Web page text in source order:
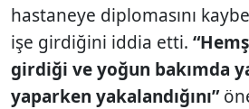
hastaneye diplomasını
işe girdiğini iddia etti.
girdiği ve yoğun bakımda
yaparken yakalandığını”